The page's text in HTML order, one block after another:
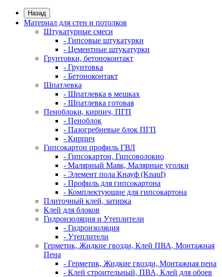
Назад
Материал для стен и потолков
Штукатурные смеси
- Гипсовые штукатурки
- Цементные штукатурки
Грунтовки, бетоноконтакт
- Грунтовка
- Бетоноконтакт
Шпатлевка
- Шпатлевка в мешках
- Шпатлевка готовая
Пеноблоки, кирпич, ПГП
- Пеноблок
- Пазогребневые блок ПГП
- Кирпич
Гипсокартон профиль ГВЛ
- Гипсокартон, Гипсоволокно
- Малярный Маяк, Малярные уголки
- Элемент пола Кнауф (Knauf)
- Профиль для гипсокартона
- Комплектующие для гипсокартона
Плиточный клей, затирка
Клей для блоков
Гидроизоляция и Утеплители
- Гидроизоляция
- Утеплители
Герметик, Жидкие гвозди, Клей ПВА, Монтажная
Пена
- Герметик, Жидкие гвозди, Монтажная пена
- Клей строительный, ПВА, Клей для обоев